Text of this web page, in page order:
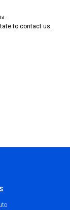
to contact us.